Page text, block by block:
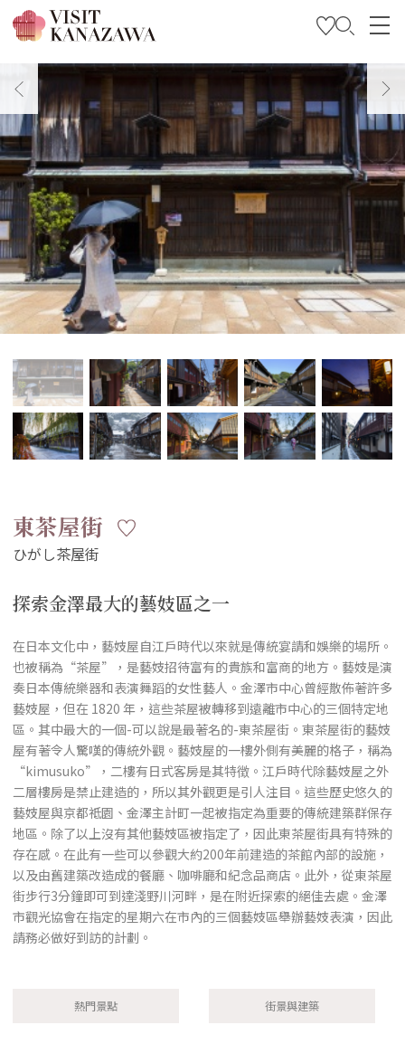
觀光資訊
旅遊計畫
Travel Trade and Media
Languages
東茶屋街
探索金澤最大的藝妓區之一
在日本文化中，藝妓屋自江戶時代以來就是傳統宴請和娛樂的場所。
也被稱為“茶屋”，是藝妓招待富有的貴族和富商的地方。藝妓是演
奏日本傳統樂器和表演舞蹈的女性藝人。金澤市中心曾經散佈著許多
藝妓屋，但在 1820 年，這些茶屋被轉移到遠離市中心的三個特定地
區。其中最大的一個-可以說是最著名的-東茶屋街。東茶屋街的藝妓
屋有著令人驚嘆的傳統外觀。藝妓屋的一樓外側有美麗的格子，稱為
“kimusuko”，二樓有日式客房是其特徴。江戶時代除藝妓屋之外
二層樓房是禁止建造的，所以其外觀更是引人注目。這些歷史悠久的
藝妓屋與京都祗園、金澤主計町一起被指定為重要的傳統建築群保存
地區。除了以上沒有其他藝妓區被指定了，因此東茶屋街具有特殊的
存在感。在此有一些可以參觀大約200年前建造的茶館內部的設施，
以及由舊建築改造成的餐廳、咖啡廳和紀念品商店。此外，從東茶屋
街步行3分鐘即可到達淺野川河畔，是在附近探索的絕佳去處。金澤
市觀光協會在指定的星期六在市內的三個藝妓區舉辦藝妓表演，因此
請務必做好到訪的計劃。
熱門景點 街景與建築